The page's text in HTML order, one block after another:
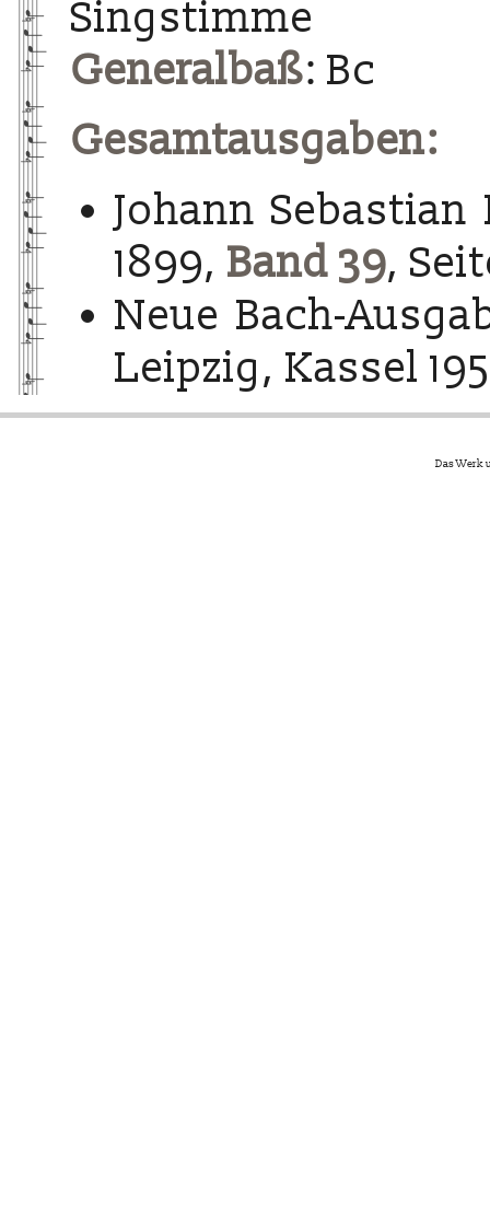
Singstimme
Generalbaß: Bc
Gesamtausgaben:
Johann Sebastian
1899, Band 39,
Neue Bach-
Leipzig, Kassel
Das Werk